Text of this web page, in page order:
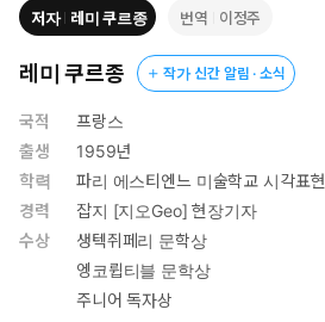
저자 레미 쿠르종 번역 이정주
레미 쿠르종 작가 신간 알림 · 소식
국적
프랑스
출생
1959년
학력
파리 에스티엔느 미술학교 시각표현
경력
잡지 [지오Geo] 현장기자
수상
생텍쥐페리 문학상
엥코륍티블 문학상
주니어 독자상